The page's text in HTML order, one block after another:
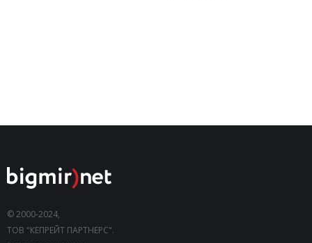
© 2000-2024,
ТОВ "КЕПРЕЙТ ПАРТНЕРС".